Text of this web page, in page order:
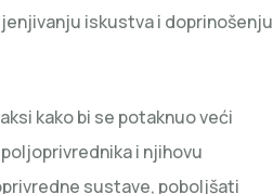
iskustva i doprinošenju
kako bi se potaknuo veći
i njihovu
sustave, poboljšati